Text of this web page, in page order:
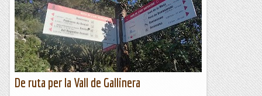
De ruta per la Vall de Gallinera